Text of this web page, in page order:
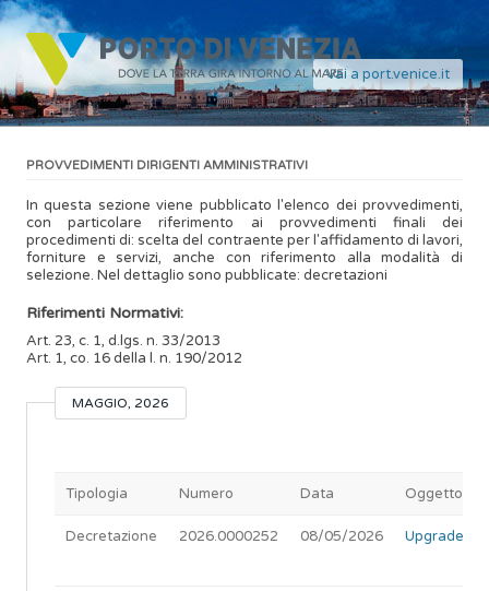
Vai a port.venice.it
PROVVEDIMENTI DIRIGENTI AMMINISTRATIVI
In questa sezione viene pubblicato l'elenco dei provvedimenti,
con particolare riferimento ai provvedimenti finali dei
procedimenti di: scelta del contraente per l'affidamento di lavori,
forniture e servizi, anche con riferimento alla modalità di
selezione. Nel dettaglio sono pubblicate: decretazioni
Riferimenti Normativi:
Art. 23, c. 1, d.lgs. n. 33/2013
Art. 1, co. 16 della l. n. 190/2012
MAGGIO, 2026
Tipologia Numero Data Oggetto
Decretazione 2026.0000252 08/05/2026 Upgrade